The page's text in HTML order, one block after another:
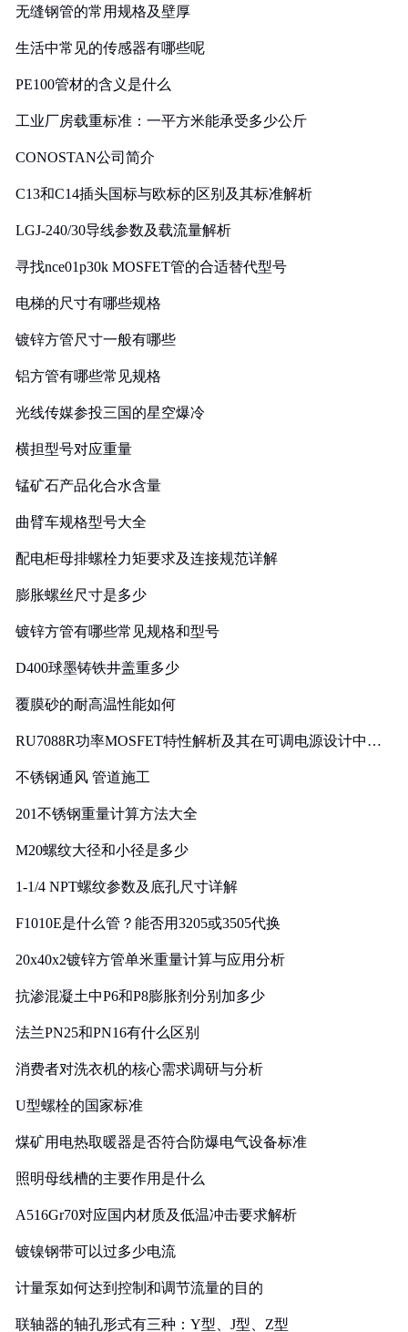
无缝钢管的常用规格及壁厚
生活中常见的传感器有哪些呢
PE100管材的含义是什么
工业厂房载重标准：一平方米能承受多少公斤
CONOSTAN公司简介
C13和C14插头国标与欧标的区别及其标准解析
LGJ-240/30导线参数及载流量解析
寻找nce01p30k MOSFET管的合适替代型号
电梯的尺寸有哪些规格
镀锌方管尺寸一般有哪些
铝方管有哪些常见规格
光线传媒参投三国的星空爆冷
横担型号对应重量
锰矿石产品化合水含量
曲臂车规格型号大全
配电柜母排螺栓力矩要求及连接规范详解
膨胀螺丝尺寸是多少
镀锌方管有哪些常见规格和型号
D400球墨铸铁井盖重多少
覆膜砂的耐高温性能如何
RU7088R功率MOSFET特性解析及其在可调电源设计中的
不锈钢通风 管道施工
201不锈钢重量计算方法大全
M20螺纹大径和小径是多少
1-1/4 NPT螺纹参数及底孔尺寸详解
F1010E是什么管？能否用3205或3505代换
20x40x2镀锌方管单米重量计算与应用分析
抗渗混凝土中P6和P8膨胀剂分别加多少
法兰PN25和PN16有什么区别
消费者对洗衣机的核心需求调研与分析
U型螺栓的国家标准
煤矿用电热取暖器是否符合防爆电气设备标准
照明母线槽的主要作用是什么
A516Gr70对应国内材质及低温冲击要求解析
镀镍钢带可以过多少电流
计量泵如何达到控制和调节流量的目的
联轴器的轴孔形式有三种：Y型、J型、Z型